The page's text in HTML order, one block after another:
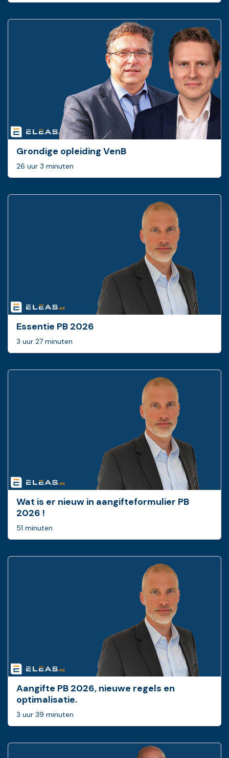
Grondige opleiding VenB
26 uur 3 minuten
Essentie PB 2026
3 uur 27 minuten
Wat is er nieuw in ­aangifteformulier PB
2026 !
51 minuten
Aangifte PB 2026, nieuwe regels en
optimalisatie.
3 uur 39 minuten